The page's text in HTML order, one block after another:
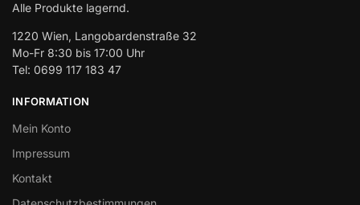
Alle Produkte lagernd.
1220 Wien, Langobardenstraße 32
Mo-Fr 8:30 bis 17:00 Uhr
Tel: 0699 117 183 47
INFORMATION
Mein Konto
Impressum
Kontakt